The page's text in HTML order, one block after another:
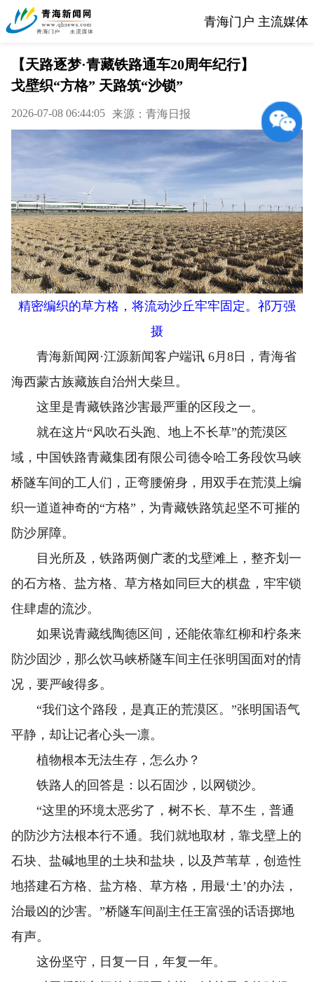
青海门户 主流媒体
【天路逐梦·青藏铁路通车20周年纪行】
戈壁织“方格” 天路筑“沙锁”
2026-07-08 06:44:05 来源：青海日报
精密编织的草方格，将流动沙丘牢牢固定。祁万强
摄
青海新闻网·江源新闻客户端讯 6月8日，青海省
海西蒙古族藏族自治州大柴旦。
这里是青藏铁路沙害最严重的区段之一。
就在这片“风吹石头跑、地上不长草”的荒漠区
域，中国铁路青藏集团有限公司德令哈工务段饮马峡
桥隧车间的工人们，正弯腰俯身，用双手在荒漠上编
织一道道神奇的“方格”，为青藏铁路筑起坚不可摧的
防沙屏障。
目光所及，铁路两侧广袤的戈壁滩上，整齐划一
的石方格、盐方格、草方格如同巨大的棋盘，牢牢锁
住肆虐的流沙。
如果说青藏线陶德区间，还能依靠红柳和柠条来
防沙固沙，那么饮马峡桥隧车间主任张明国面对的情
况，要严峻得多。
“我们这个路段，是真正的荒漠区。”张明国语气
平静，却让记者心头一凛。
植物根本无法生存，怎么办？
铁路人的回答是：以石固沙，以网锁沙。
“这里的环境太恶劣了，树不长、草不生，普通
的防沙方法根本行不通。我们就地取材，靠戈壁上的
石块、盐碱地里的土块和盐块，以及芦苇草，创造性
地搭建石方格、盐方格、草方格，用最‘土’的办法，
治最凶的沙害。”桥隧车间副主任王富强的话语掷地
有声。
这份坚守，日复一日，年复一年。